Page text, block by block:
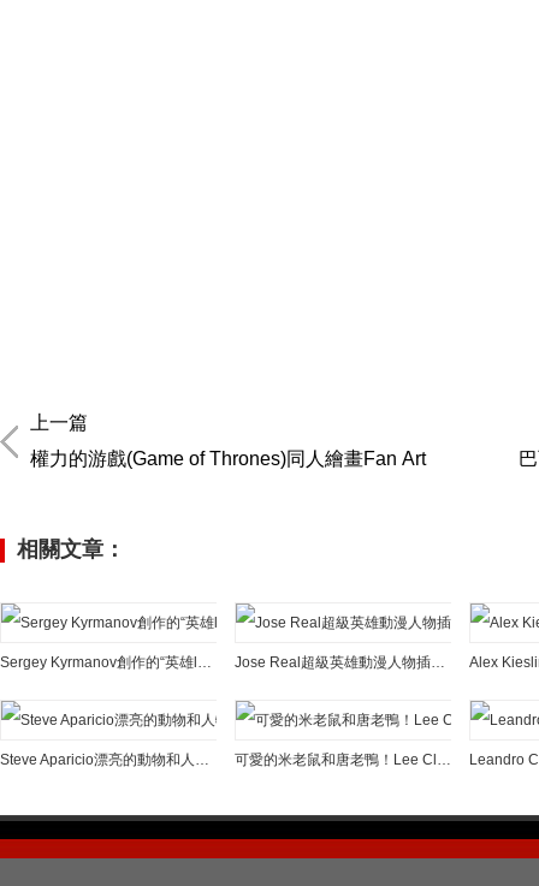
上一篇
權力的游戲(Game of Thrones)同人繪畫Fan Art
相關文章：
Sergey Kyrmanov創作的“英雄logo”插畫作品 Jose Real超級英雄動漫人物插畫作品
Steve Aparicio漂亮的動物和人物插畫作品 可愛的米老鼠和唐老鴨！Lee Clark插畫作品欣賞